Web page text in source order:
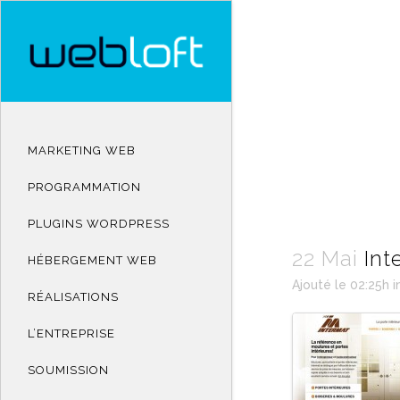
MARKETING WEB
PROGRAMMATION
PLUGINS WORDPRESS
HÉBERGEMENT WEB
RÉALISATIONS
L’ENTREPRISE
SOUMISSION
22 Mai
Ajouté le 02:25h